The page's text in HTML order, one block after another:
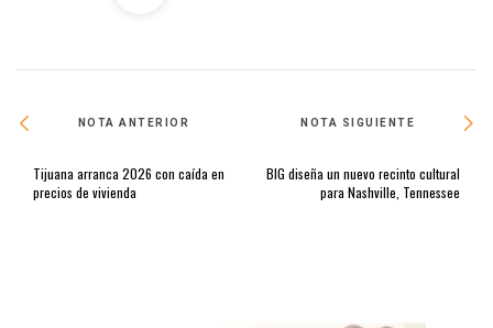
NOTA ANTERIOR
Tijuana arranca 2026 con caída en
precios de vivienda
NOTA SIGUIENTE
BIG diseña un nuevo recinto cultural
para Nashville, Tennessee